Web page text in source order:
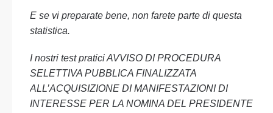
E se vi preparate bene, non farete parte di questa
statistica.
I nostri test pratici AVVISO DI PROCEDURA
SELETTIVA PUBBLICA FINALIZZATA
ALL’ACQUISIZIONE DI MANIFESTAZIONI DI
INTERESSE PER LA NOMINA DEL PRESIDENTE